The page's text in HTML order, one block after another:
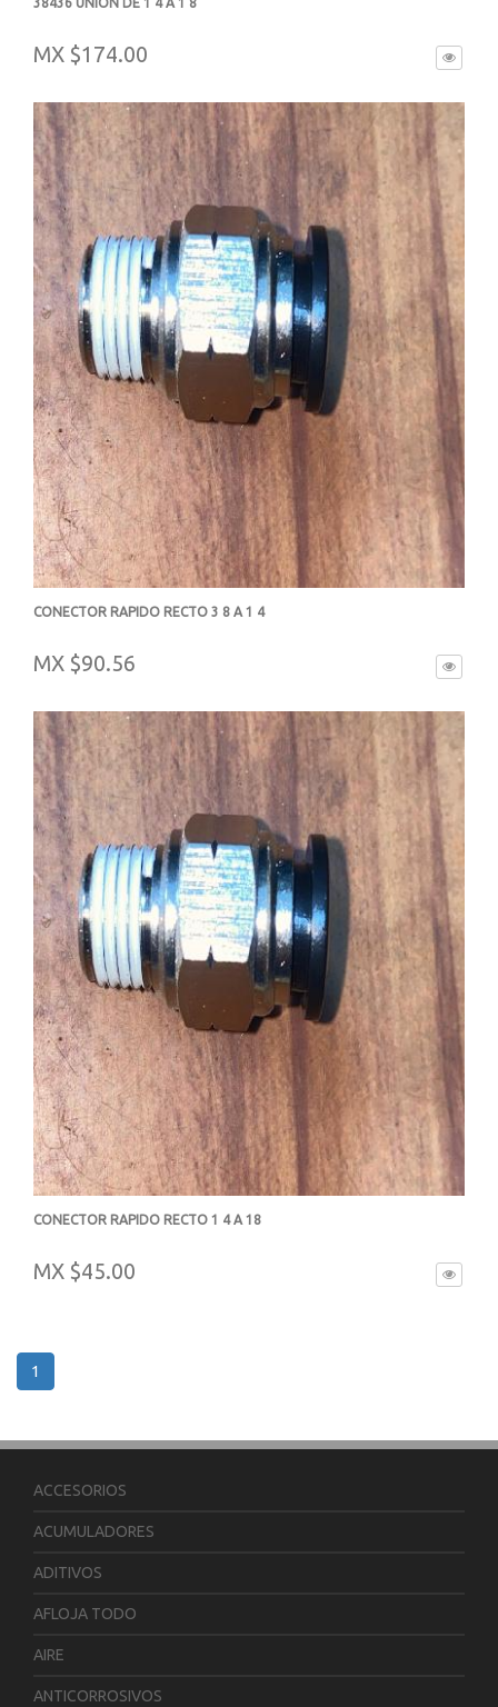
MX $174.00
CONECTOR RAPIDO RECTO 3 8 A 1 4
MX $90.56
CONECTOR RAPIDO RECTO 1 4 A 18
MX $45.00
1
ACCESORIOS
ACUMULADORES
ADITIVOS
AFLOJA TODO
AIRE
ANTICORROSIVOS